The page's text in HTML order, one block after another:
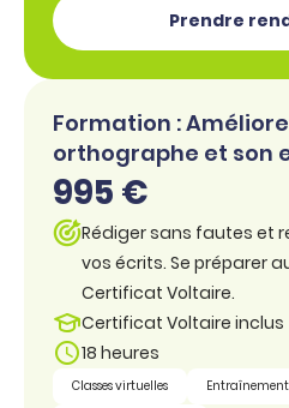
Prendre
Formation :
orthographe et son
995 €
Rédiger sans fautes et
vos écrits. Se préparer
Certificat Voltaire.
Certificat Voltaire inclus
18 heures
Classes virtuelles